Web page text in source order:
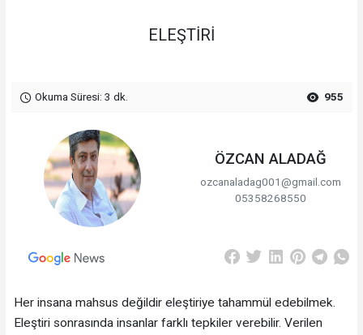
ELEŞTİRİ
Okuma Süresi: 3 dk. 955
ÖZCAN ALADAĞ
ozcanaladag001@gmail.com
05358268550
Her insana mahsus değildir eleştiriye tahammül edebilmek.
Eleştiri sonrasında insanlar farklı tepkiler verebilir. Verilen